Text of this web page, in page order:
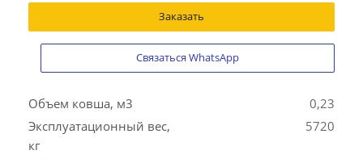
Заказать
Связаться WhatsApp
Объем ковша, м3
0,23
Эксплуатационный вес,
кг
5720